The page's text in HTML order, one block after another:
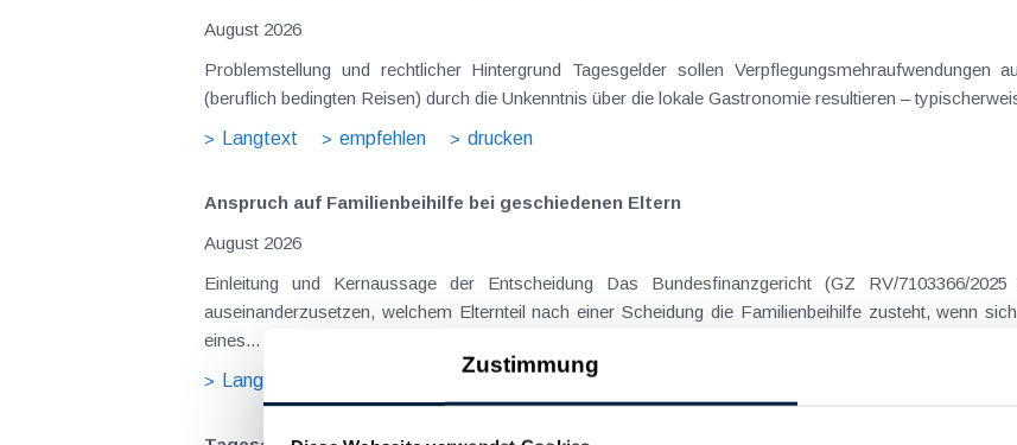
Zustimmung
August 2026
Problemstellung und rechtlicher Hintergrund Tagesgelder sollen Verpflegungsmehraufwendungen ausgleichen, welche im Zuge von Dienstreisen
(beruflich bedingten Reisen) durch die Unkenntnis über die lokale Gastronomie resultieren –
Langtext
empfehlen drucken
Anspruch auf Familienbeihilfe bei geschiedenen Eltern
August 2026
Einleitung und Kernaussage der Entscheidung Das Bundesfinanzgericht (GZ RV/7103366/2025 vom 10.02.2026) hatte sich mit der Frage
auseinanderzusetzen, welchem Elternteil nach einer Scheidung die Familienbeihilfe zusteht, wenn
eines...
Langtext